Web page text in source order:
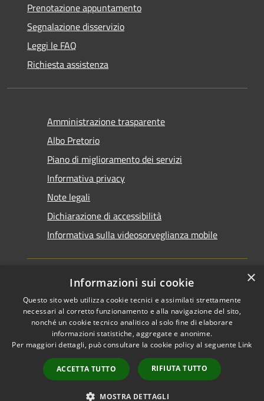
Prenotazione appuntamento
Segnalazione disservizio
Leggi le FAQ
Richiesta assistenza
Amministrazione trasparente
Albo Pretorio
Piano di miglioramento dei servizi
Informativa privacy
Note legali
Dichiarazione di accessibilità
Informativa sulla videosorveglianza mobile
RSS
Accessibilità
Cookie
Mappa del sito
Area riservata del
Copyright © 2026 • Comune di
Taranto • Powered by
Municipium•Accesso
redazione
×
Informazioni sui cookie
Questo sito web utilizza cookie tecnici e assimilati strettamente
necessari al corretto funzionamento e alla navigazione del sito,
nonché un cookie tecnico analitico al solo fine di elaborare
informazioni statistiche, aggregate e anonime.
Per maggiori dettagli, può consultare la cookie policy al seguente Link
ACCETTA TUTTO RIFIUTA TUTTO
MOSTRA DETTAGLI